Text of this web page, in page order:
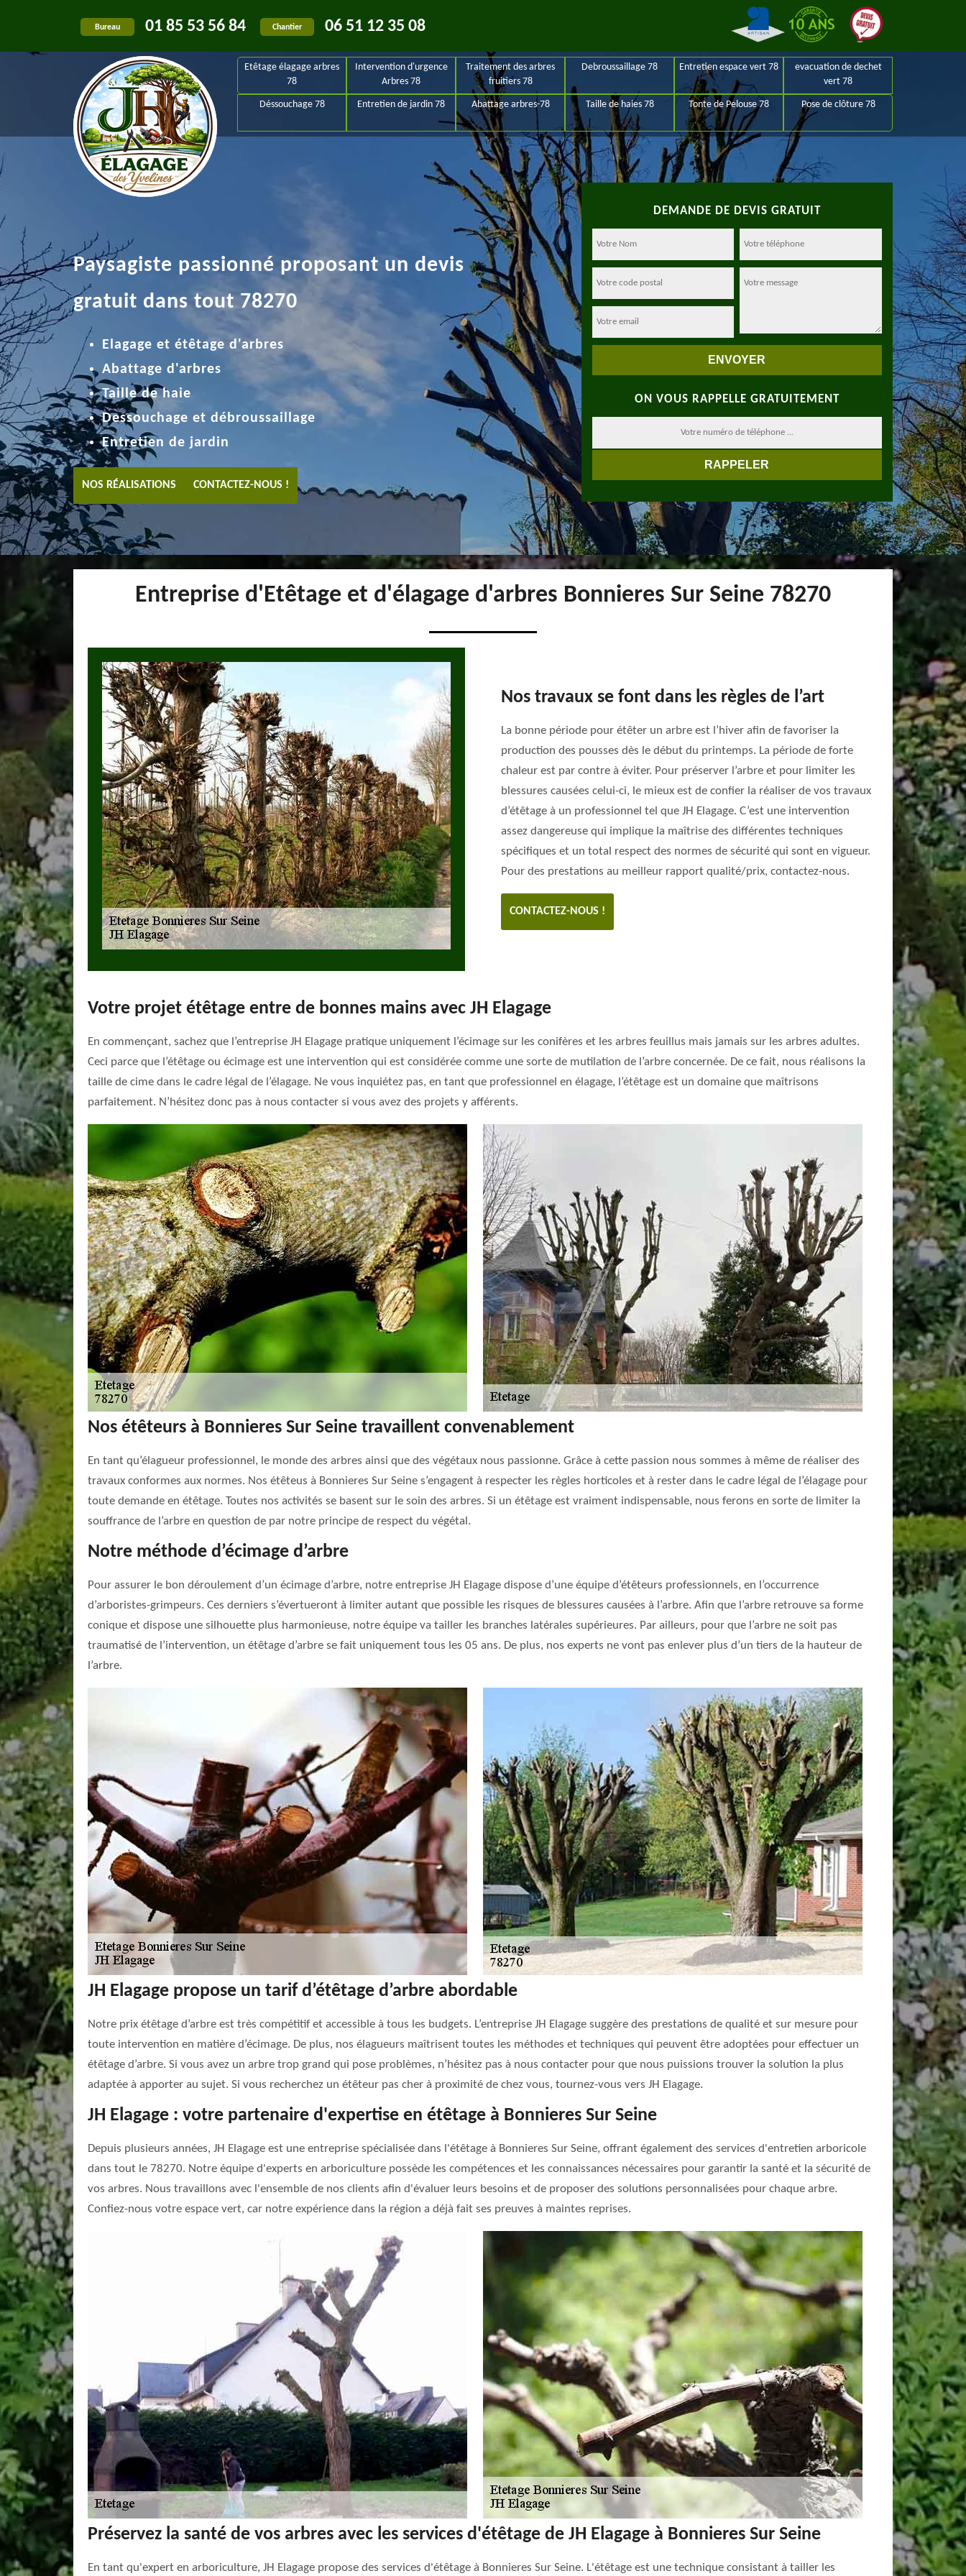
Bureau 01 85 53 56 84 Chantier 06 51 12 35 08
Etêtage élagage arbres
78
Intervention d'urgence
Arbres 78
Traitement des arbres
fruitiers 78
Debroussaillage 78 Entretien espace vert 78
evacuation de dechet
vert 78
Déssouchage 78 Entretien de jardin 78 Abattage arbres-78 Taille de haies 78 Tonte de Pelouse 78 Pose de clôture 78
DEMANDE DE DEVIS GRATUIT
ON VOUS RAPPELLE GRATUITEMENT
Paysagiste passionné proposant un devis
gratuit dans tout 78270
Elagage et étêtage d'arbres
Abattage d'arbres
Taille de haie
Dessouchage et débroussaillage
Entretien de jardin
NOS RÉALISATIONS CONTACTEZ-NOUS !
Entreprise d'Etêtage et d'élagage d'arbres Bonnieres Sur Seine 78270
Nos travaux se font dans les règles de l’art
La bonne période pour étêter un arbre est l’hiver afin de favoriser la
production des pousses dès le début du printemps. La période de forte
chaleur est par contre à éviter. Pour préserver l’arbre et pour limiter les
blessures causées celui-ci, le mieux est de confier la réaliser de vos travaux
d’étêtage à un professionnel tel que JH Elagage. C’est une intervention
assez dangereuse qui implique la maîtrise des différentes techniques
spécifiques et un total respect des normes de sécurité qui sont en vigueur.
Pour des prestations au meilleur rapport qualité/prix, contactez-nous.
CONTACTEZ-NOUS !
Votre projet étêtage entre de bonnes mains avec JH Elagage
En commençant, sachez que l’entreprise JH Elagage pratique uniquement l’écimage sur les conifères et les arbres feuillus mais jamais sur les arbres adultes.
Ceci parce que l’étêtage ou écimage est une intervention qui est considérée comme une sorte de mutilation de l’arbre concernée. De ce fait, nous réalisons la
taille de cime dans le cadre légal de l’élagage. Ne vous inquiétez pas, en tant que professionnel en élagage, l’étêtage est un domaine que maîtrisons
parfaitement. N’hésitez donc pas à nous contacter si vous avez des projets y afférents.
Nos étêteurs à Bonnieres Sur Seine travaillent convenablement
En tant qu’élagueur professionnel, le monde des arbres ainsi que des végétaux nous passionne. Grâce à cette passion nous sommes à même de réaliser des
travaux conformes aux normes. Nos étêteus à Bonnieres Sur Seine s’engagent à respecter les règles horticoles et à rester dans le cadre légal de l’élagage pour
toute demande en étêtage. Toutes nos activités se basent sur le soin des arbres. Si un étêtage est vraiment indispensable, nous ferons en sorte de limiter la
souffrance de l’arbre en question de par notre principe de respect du végétal.
Notre méthode d’écimage d’arbre
Pour assurer le bon déroulement d’un écimage d’arbre, notre entreprise JH Elagage dispose d’une équipe d’étêteurs professionnels, en l’occurrence
d’arboristes-grimpeurs. Ces derniers s’évertueront à limiter autant que possible les risques de blessures causées à l’arbre. Afin que l’arbre retrouve sa forme
conique et dispose une silhouette plus harmonieuse, notre équipe va tailler les branches latérales supérieures. Par ailleurs, pour que l’arbre ne soit pas
traumatisé de l’intervention, un étêtage d’arbre se fait uniquement tous les 05 ans. De plus, nos experts ne vont pas enlever plus d’un tiers de la hauteur de
l’arbre.
JH Elagage propose un tarif d’étêtage d’arbre abordable
Notre prix étêtage d’arbre est très compétitif et accessible à tous les budgets. L’entreprise JH Elagage suggère des prestations de qualité et sur mesure pour
toute intervention en matière d’écimage. De plus, nos élagueurs maîtrisent toutes les méthodes et techniques qui peuvent être adoptées pour effectuer un
étêtage d’arbre. Si vous avez un arbre trop grand qui pose problèmes, n’hésitez pas à nous contacter pour que nous puissions trouver la solution la plus
adaptée à apporter au sujet. Si vous recherchez un étêteur pas cher à proximité de chez vous, tournez-vous vers JH Elagage.
JH Elagage : votre partenaire d'expertise en étêtage à Bonnieres Sur Seine
Depuis plusieurs années, JH Elagage est une entreprise spécialisée dans l'étêtage à Bonnieres Sur Seine, offrant également des services d'entretien arboricole
dans tout le 78270. Notre équipe d'experts en arboriculture possède les compétences et les connaissances nécessaires pour garantir la santé et la sécurité de
vos arbres. Nous travaillons avec l'ensemble de nos clients afin d'évaluer leurs besoins et de proposer des solutions personnalisées pour chaque arbre.
Confiez-nous votre espace vert, car notre expérience dans la région a déjà fait ses preuves à maintes reprises.
Préservez la santé de vos arbres avec les services d'étêtage de JH Elagage à Bonnieres Sur Seine
En tant qu'expert en arboriculture, JH Elagage propose des services d'étêtage à Bonnieres Sur Seine. L'étêtage est une technique consistant à tailler les